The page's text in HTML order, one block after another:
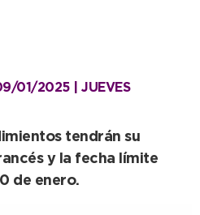
01/2025 | JUEVES
tendrán su
y la fecha límite
de enero.